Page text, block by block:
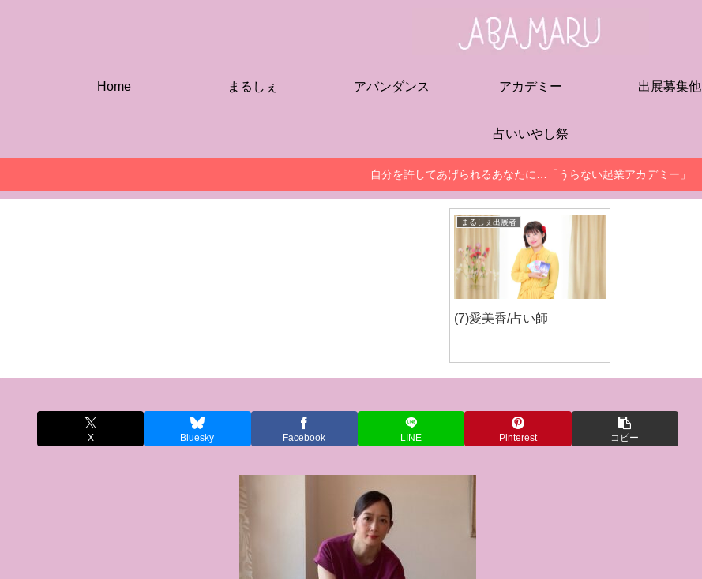
Home まるしぇ アバンダンス アカデミー 出展募集他
占いいやし祭
自分を許してあげられるあなたに…「うらない起業アカデミー」
まるしぇ出展者
(7)愛美香/占い師
X Bluesky Facebook LINE Pinterest コピー